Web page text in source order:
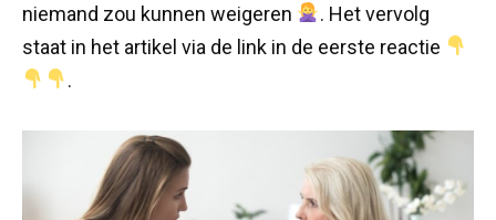
niemand zou kunnen weigeren
. Het vervolg
staat in het artikel via de link in de eerste reactie
.